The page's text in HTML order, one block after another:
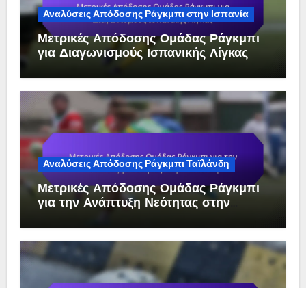
Αναλύσεις Απόδοσης Ράγκμπι στην Ισπανία
Μετρικές Απόδοσης Ομάδας Ράγκμπι
για Διαγωνισμούς Ισπανικής Λίγκας
Αναλύσεις Απόδοσης Ράγκμπι Ταϊλάνδη
Μετρικές Απόδοσης Ομάδας Ράγκμπι
για την Ανάπτυξη Νεότητας στην